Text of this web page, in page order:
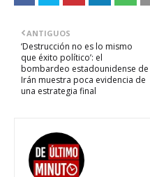
ANTIGUOS
‘Destrucción no es lo mismo
que éxito político’: el
bombardeo estadounidense de
Irán muestra poca evidencia de
una estrategia final